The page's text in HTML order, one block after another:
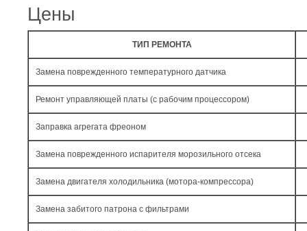
Цены
ТИП РЕМОНТА
Замена поврежденного температурного датчика
Ремонт управляющей платы (с рабочим процессором)
Заправка агрегата фреоном
Замена поврежденного испарителя морозильного отсека
Замена двигателя холодильника (мотора-компрессора)
Замена забитого патрона с фильтрами